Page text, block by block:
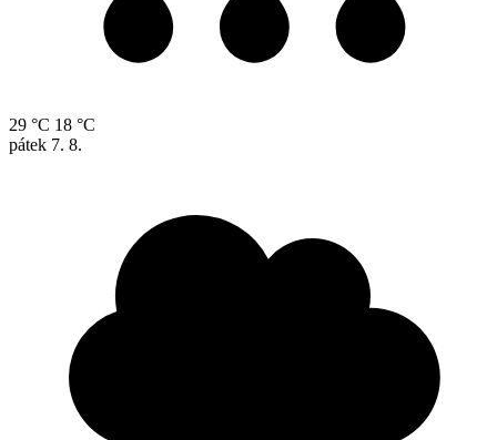
29 °C 18 °C
pátek 7. 8.